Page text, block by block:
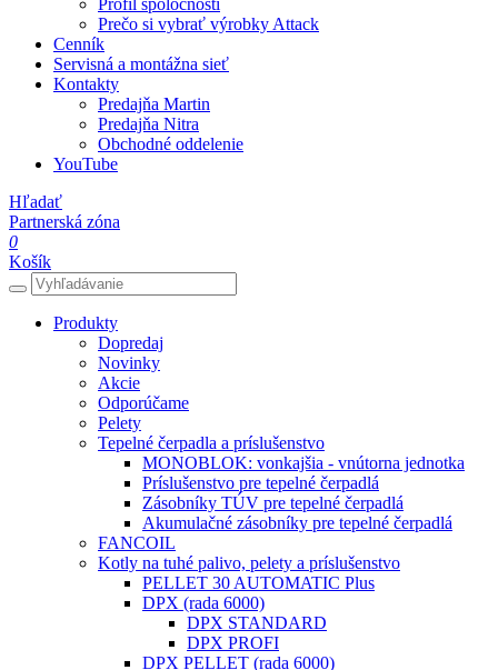
Profil spoločnosti
Prečo si vybrať výrobky Attack
Cenník
Servisná a montážna sieť
Kontakty
Predajňa Martin
Predajňa Nitra
Obchodné oddelenie
YouTube
Hľadať
Partnerská zóna
0
Košík
Produkty
Dopredaj
Novinky
Akcie
Odporúčame
Pelety
Tepelné čerpadla a príslušenstvo
MONOBLOK: vonkajšia - vnútorna jednotka
Príslušenstvo pre tepelné čerpadlá
Zásobníky TÚV pre tepelné čerpadlá
Akumulačné zásobníky pre tepelné čerpadlá
FANCOIL
Kotly na tuhé palivo, pelety a príslušenstvo
PELLET 30 AUTOMATIC Plus
DPX (rada 6000)
DPX STANDARD
DPX PROFI
DPX PELLET (rada 6000)